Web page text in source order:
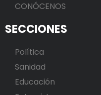
CONÓCENOS
SECCIONES
Política
Sanidad
Educación